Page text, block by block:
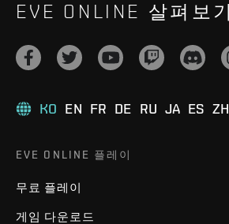
EVE ONLINE 살펴보기
KO EN FR DE RU JA ES ZH
EVE ONLINE 플레이
무료 플레이
게임 다운로드